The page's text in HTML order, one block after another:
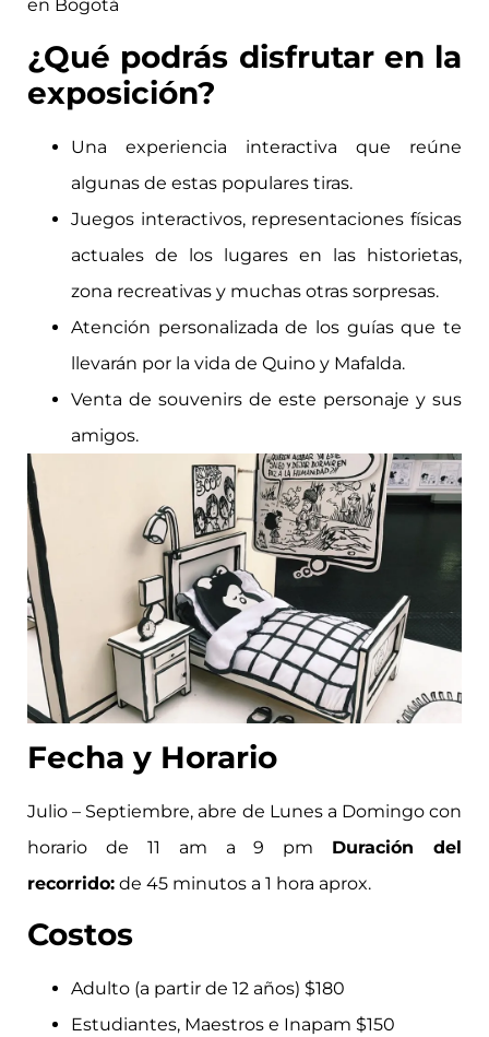
¿Qué podrás disfrutar en la
exposición?
Una experiencia interactiva que reúne
algunas de estas populares tiras.
Juegos interactivos, representaciones físicas
actuales de los lugares en las historietas,
zona recreativas y muchas otras sorpresas.
Atención personalizada de los guías que te
llevarán por la vida de Quino y Mafalda.
Venta de souvenirs de este personaje y sus
amigos.
Fecha y Horario
Julio – Septiembre, abre de Lunes a Domingo con
horario de 11 am a 9 pm Duración del
recorrido: de 45 minutos a 1 hora aprox.
Costos
Adulto (a partir de 12 años) $180
Estudiantes, Maestros e Inapam $150